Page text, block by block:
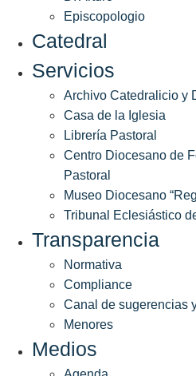
Episcopologio
Catedral
Servicios
Archivo Catedralicio y
Casa de la Iglesia
Librería Pastoral
Centro Diocesano de
Pastoral
Museo Diocesano
Tribunal Eclesiástico
Transparencia
Normativa
Compliance
Canal de sugerencias
Menores
Medios